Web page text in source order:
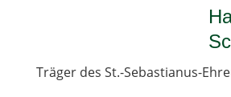
Trä­ger des St.-Sebastianus-